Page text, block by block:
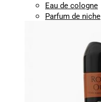
Eau de cologne
Parfum de niche